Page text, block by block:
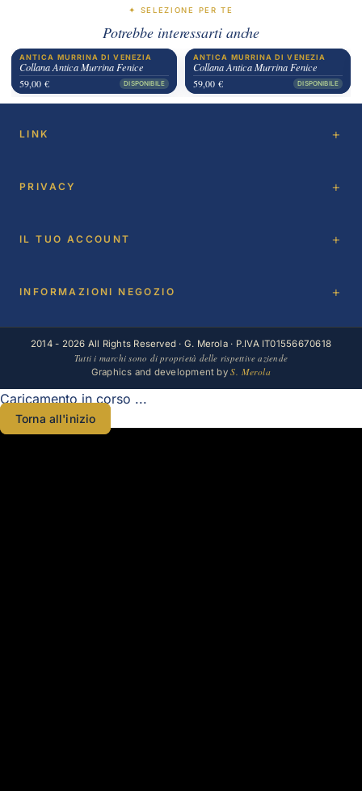
✦ SELEZIONE PER TE
Potrebbe interessarti anche
ANTICA MURRINA DI VENEZIA
Collana Antica Murrina Fenice
59,00 €
DISPONIBILE
ANTICA MURRINA DI VENEZIA
Collana Antica Murrina Fenice
59,00 €
DISPONIBILE
LINK
PRIVACY
IL TUO ACCOUNT
INFORMAZIONI NEGOZIO
2014 - 2026 All Rights Reserved · G. Merola · P.IVA IT01556670618
Tutti i marchi sono di proprietà delle rispettive aziende
Graphics and development byS. Merola
Caricamento in corso ...
Torna all'inizio